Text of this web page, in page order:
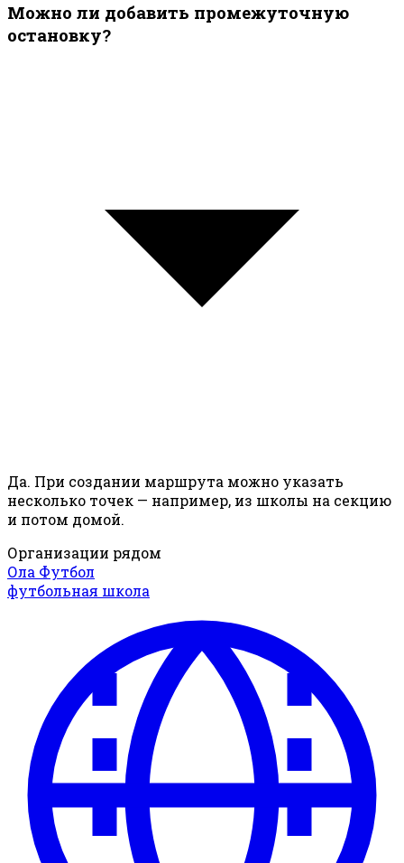
Можно ли добавить промежуточную
остановку?
Да. При создании маршрута можно указать
несколько точек — например, из школы на секцию
и потом домой.
Организации рядом
Ола Футбол
футбольная школа